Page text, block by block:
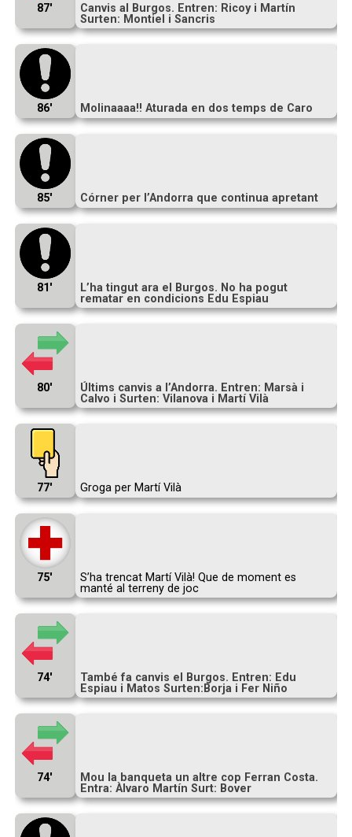
87′
Canvis al Burgos. Entren: Ricoy i Martín
Surten: Montiel i Sancris
86′ Molinaaaa!! Aturada en dos temps de Caro
85′ Córner per l’Andorra que continua apretant
81′
L’ha tingut ara el Burgos. No ha pogut
rematar en condicions Edu Espiau
80′
Últims canvis a l’Andorra. Entren: Marsà i
Calvo i Surten: Vilanova i Martí Vilà
77′ Groga per Martí Vilà
75′
S’ha trencat Martí Vilà! Que de moment es
manté al terreny de joc
74′
També fa canvis el Burgos. Entren: Edu
Espiau i Matos Surten:Borja i Fer Niño
74′
Mou la banqueta un altre cop Ferran Costa.
Entra: Àlvaro Martín Surt: Bover